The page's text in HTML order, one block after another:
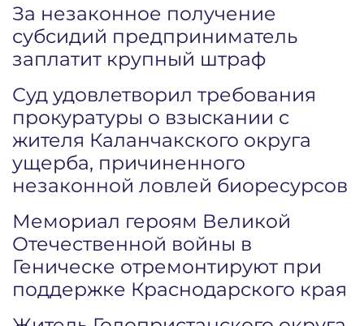
За незаконное получение
субсидий предприниматель
заплатит крупный штраф
Суд удовлетворил требования
прокуратуры о взыскании с
жителя Каланчакского округа
ущерба, причиненного
незаконной ловлей биоресурсов
Мемориал героям Великой
Отечественной войны в
Геническе отремонтируют при
поддержке Краснодарского края